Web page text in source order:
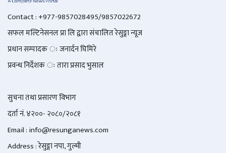
Contact : +977-9857028495/9857022672
सफल मल्टिनेसनल प्रा लि द्वारा संचालित रेसुङ्गा न्यूज
प्रधान सम्पादक ः जनार्दन घिमिरे
प्रवन्ध निर्देशक ः तारा प्रसाद भुसाल
सुचना तथा प्रसारण विभाग
दर्ता नं. ४२००- २०८०/२०८१
Email : info@resunganews.com
Address : रेसुङ्गा नपा, गुल्मी